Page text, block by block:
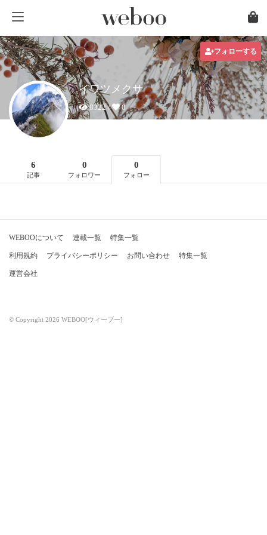
フォローする
イワツメクサ
8322 / 0
6
記事
0
フォロワー
0
フォロー
WEBOOについて 連載一覧 特集一覧
利用規約 プライバシーポリシー お問い合わせ 特集一覧
運営会社
© Copyright 2026 WEBOO[ウィーブー]